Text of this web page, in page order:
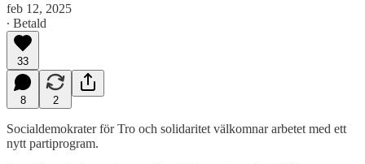
feb 12, 2025
∙ Betald
33
8 2
Socialdemokrater för Tro och solidaritet välkomnar arbetet med ett
nytt partiprogram.